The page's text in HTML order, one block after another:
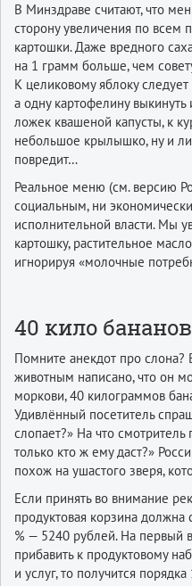
В Минздраве считают, что
сторону увеличения по всем
картошки. Даже вредного
на 1 грамм больше, чем
К целиковому яблоку
а одну картофелину
ложек квашеной капусты, к
небольшое крылышко, ну и
повредит…
Реальное меню (см. версию
социальным, ни
исполнительной власти. Мы
картошку, растительное
игнорируя «молочные
40 кило
Помните анекдот про слона?
животным написано, что он
моркови, 40 килограммов
Удивлённый посетитель
слопает?» На что смотритель
только кто ж ему даст?»
похож на ушастого зверя,
Если принять во внимание
продуктовая корзина
% — 5240 рублей. На первый
прибавить к продуктовому
и услуг, то получится